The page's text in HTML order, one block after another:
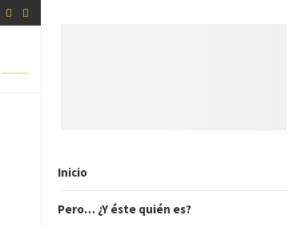
Inicio
Pero… ¿Y éste quién es?